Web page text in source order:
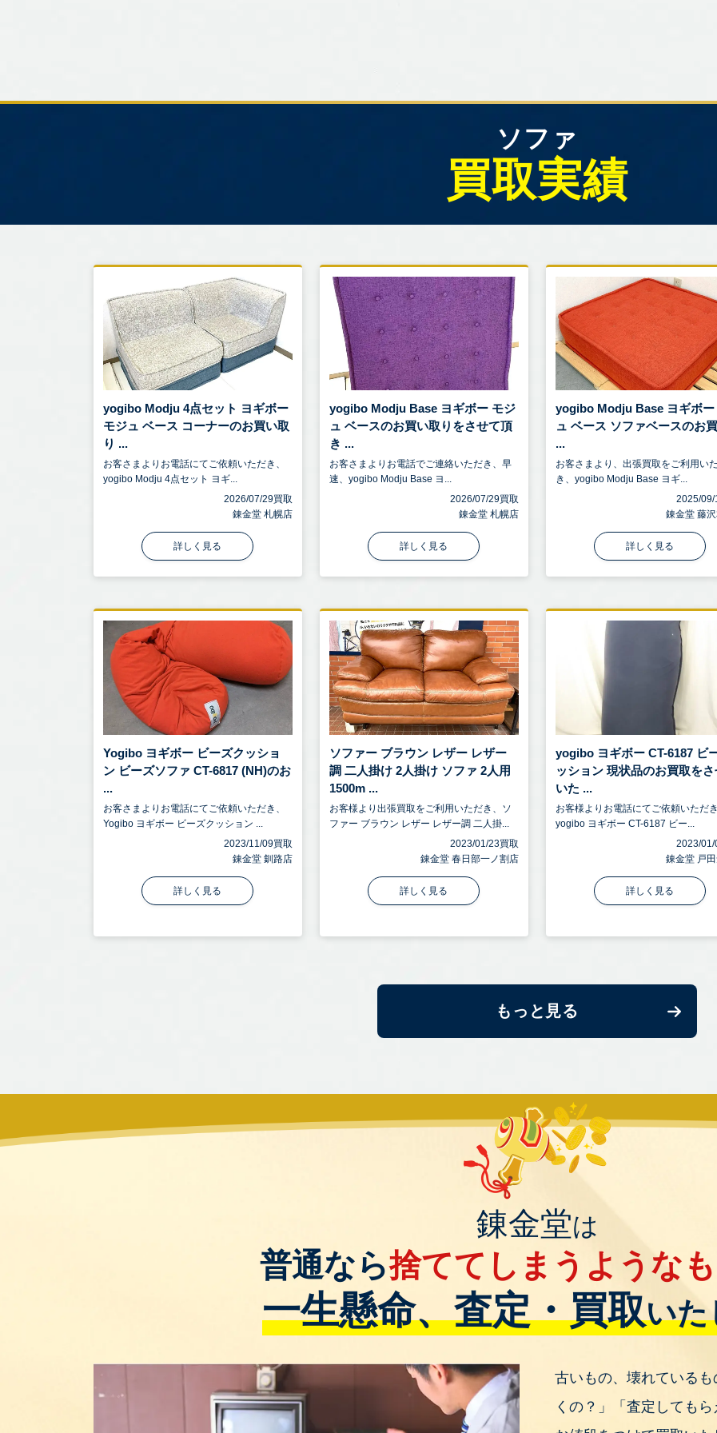
ソファ
買取実績
yogibo Modju 4点セット ヨギボー
モジュ ベース コーナーのお買い取
り ...
お客さまよりお電話にてご依頼いただき、
yogibo Modju 4点セット ヨギ...
2026/07/29買取
錬金堂 札幌店
詳しく見る
yogibo Modju Base ヨギボー モジ
ュ ベースのお買い取りをさせて頂
き ...
お客さまよりお電話でご連絡いただき、早
速、yogibo Modju Base ヨ...
2026/07/29買取
錬金堂 札幌店
詳しく見る
yogibo Modju Base ヨギボー
ュ ベース ソファベースのお
...
お客さまより、出張買取をご利用い
き、yogibo Modju Base ヨギ...
2025/09/
錬金堂 藤
詳しく見る
Yogibo ヨギボー ビーズクッショ
ン ビーズソファ CT-6817 (NH)のお
...
お客さまよりお電話にてご依頼いただき、
Yogibo ヨギボー ビーズクッション ...
2023/11/09買取
錬金堂 釧路店
詳しく見る
ソファー ブラウン レザー レザー
調 二人掛け 2人掛け ソファ 2人用
1500m ...
お客様より出張買取をご利用いただき、ソ
ファー ブラウン レザー レザー調 二人掛...
2023/01/23買取
錬金堂 春日部一ノ割店
詳しく見る
yogibo ヨギボー CT-6187 ビ
ッション 現状品のお買取をさ
いた ...
お客様よりお電話にてご依頼いただき
yogibo ヨギボー CT-6187 ビー...
2023/01/
錬金堂 戸
詳しく見る
もっと見る
錬金堂は
普通なら捨ててしまうような
一生懸命、査定・買取いた
古いもの、壊れている
くの？」「査定しても